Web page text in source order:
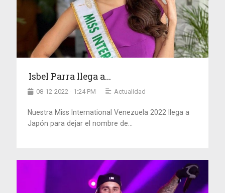
Isbel Parra llega a...
08-12-2022 - 1:24 PM Actualidad
Nuestra Miss International Venezuela 2022 llega a
Japón para dejar el nombre de...